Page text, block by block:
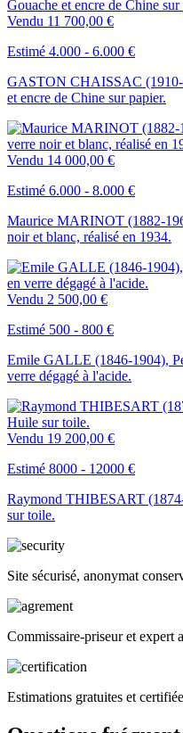
Vendu 11 700,00 €
Estimé 4.000 - 6.000 €
GASTON CHAISSAC (1910-
et encre de Chine sur papier.
Vendu 14 000,00 €
Estimé 6.000 - 8.000 €
Maurice MARINOT (1882-
noir et blanc, réalisé en 1934.
Vendu 2 500,00 €
Estimé 500 - 800 €
Emile GALLE (1846-1904),
verre dégagé à l'acide.
Vendu 19 200,00 €
Estimé 8000 - 12000 €
Raymond THIBESART
sur toile.
Site sécurisé, anonymat
Commissaire-priseur et expert
Estimations gratuites et